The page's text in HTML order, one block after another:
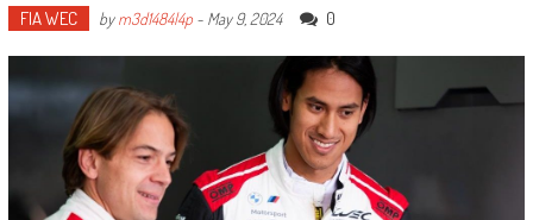
FIA WEC bym3d1484l4p- May 9, 2024 0